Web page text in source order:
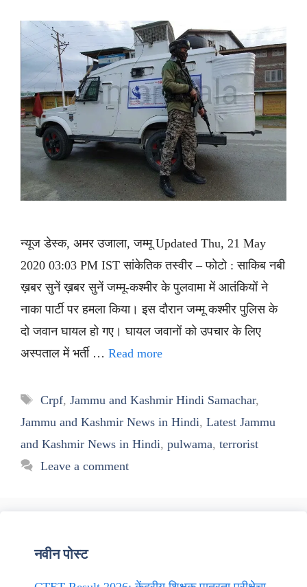
न्यूज डेस्क, अमर उजाला, जम्मू Updated Thu, 21 May
2020 03:03 PM IST सांकेतिक तस्वीर – फोटो : साकिब नबी
ख़बर सुनें ख़बर सुनें जम्मू-कश्मीर के पुलवामा में आतंकियों ने
नाका पार्टी पर हमला किया। इस दौरान जम्मू कश्मीर पुलिस के
दो जवान घायल हो गए। घायल जवानों को उपचार के लिए
अस्पताल में भर्ती … Read more
Tags
Crpf, Jammu and Kashmir Hindi Samachar,
Jammu and Kashmir News in Hindi, Latest Jammu
and Kashmir News in Hindi, pulwama, terrorist
Leave a comment
नवीन पोस्ट